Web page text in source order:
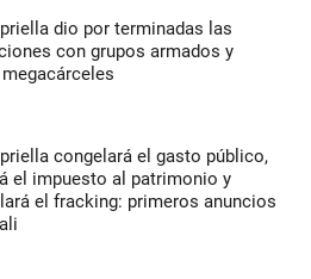
dio por terminadas las
con grupos armados y
congelará el gasto público,
el impuesto al patrimonio y
el fracking: primeros anuncios